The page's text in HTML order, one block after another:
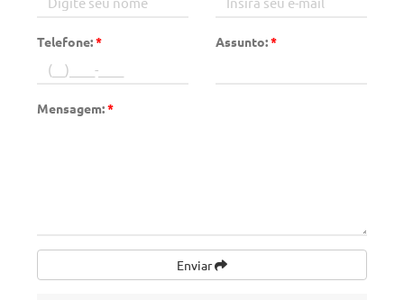
Telefone:* Assunto:*
Mensagem:*
Enviar